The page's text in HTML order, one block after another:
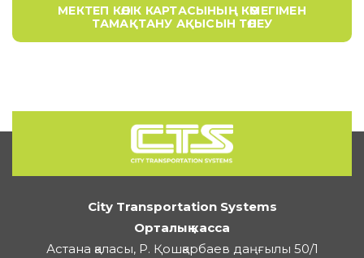
МЕКТЕП КӨЛІК КАРТАСЫНЫҢ КӨМЕГІМЕН
ТАМАҚТАНУ АҚЫСЫН ТӨЛЕУ
City Transportation Systems
Орталық касса
Астана қаласы, Р. Қошқарбаев даңғылы 50/1